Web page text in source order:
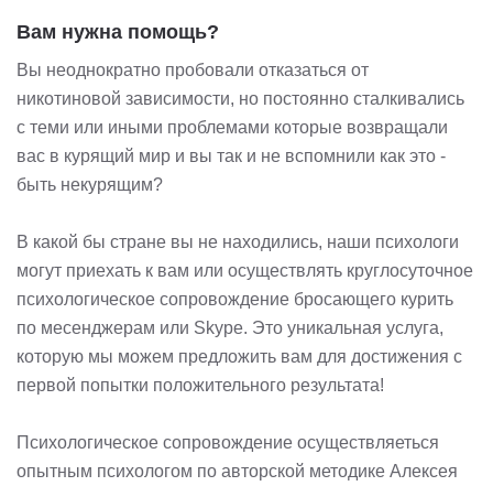
Вам нужна помощь?
Вы неоднократно пробовали отказаться от
никотиновой зависимости, но постоянно сталкивались
с теми или иными проблемами которые возвращали
вас в курящий мир и вы так и не вспомнили как это -
быть некурящим?
В какой бы стране вы не находились, наши психологи
могут приехать к вам или осуществлять круглосуточное
психологическое сопровождение бросающего курить
по месенджерам или Skype. Это уникальная услуга,
которую мы можем предложить вам для достижения с
первой попытки положительного результата!
Психологическое сопровождение осуществляеться
опытным психологом по авторской методике Алексея